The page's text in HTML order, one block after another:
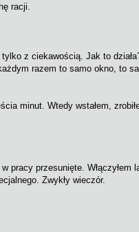
racji.
z ciekawością. Jak to
razem to samo okno, to
minut. Wtedy wstałem,
pracy przesunięte. Włączyłem
Zwykły wieczór.